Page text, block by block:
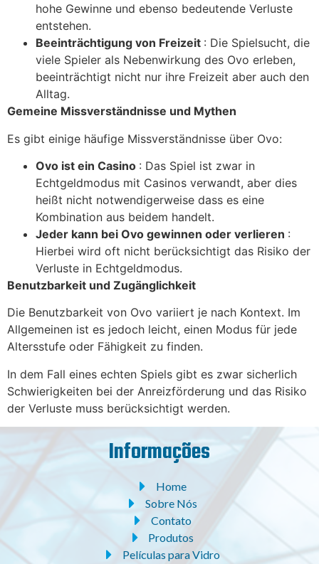
hohe Gewinne und ebenso bedeutende Verluste
entstehen.
Beeinträchtigung von Freizeit : Die Spielsucht, die
viele Spieler als Nebenwirkung des Ovo erleben,
beeinträchtigt nicht nur ihre Freizeit aber auch den
Alltag.
Gemeine Missverständnisse und Mythen
Es gibt einige häufige Missverständnisse über Ovo:
Ovo ist ein Casino : Das Spiel ist zwar in
Echtgeldmodus mit Casinos verwandt, aber dies
heißt nicht notwendigerweise dass es eine
Kombination aus beidem handelt.
Jeder kann bei Ovo gewinnen oder verlieren :
Hierbei wird oft nicht berücksichtigt das Risiko der
Verluste in Echtgeldmodus.
Benutzbarkeit und Zugänglichkeit
Die Benutzbarkeit von Ovo variiert je nach Kontext. Im
Allgemeinen ist es jedoch leicht, einen Modus für jede
Altersstufe oder Fähigkeit zu finden.
In dem Fall eines echten Spiels gibt es zwar sicherlich
Schwierigkeiten bei der Anreizförderung und das Risiko
der Verluste muss berücksichtigt werden.
Informações
Home
Sobre Nós
Contato
Produtos
Películas para Vidro